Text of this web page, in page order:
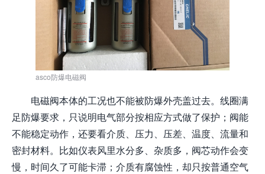
asco防爆电磁阀
电磁阀本体的工况也不能被防爆外壳盖过去。线圈满
足防爆要求，只说明电气部分按相应方式做了保护；阀能
不能稳定动作，还要看介质、压力、压差、温度、流量和
密封材料。比如仪表风里水分多、杂质多，阀芯动作会变
慢，时间久了可能卡滞；介质有腐蚀性，却只按普通空气